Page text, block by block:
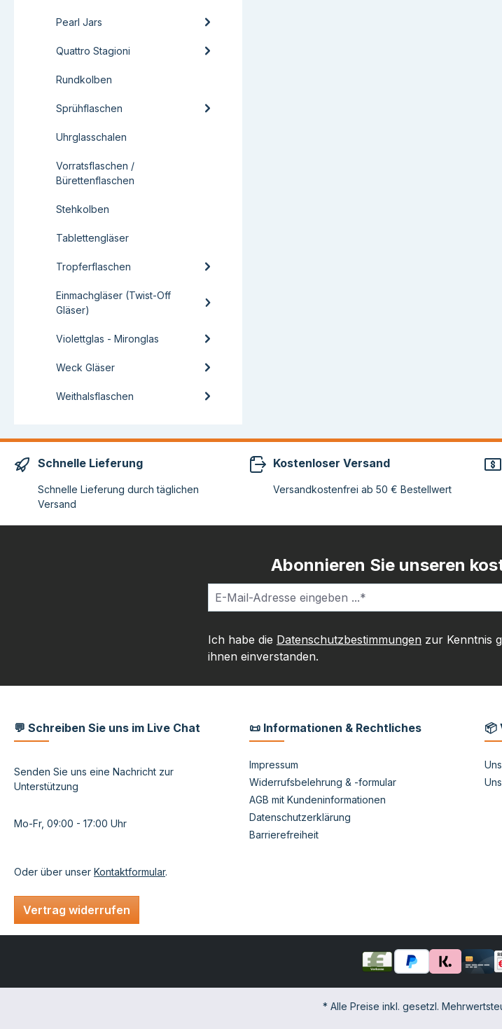
Pearl Jars
Quattro Stagioni
Rundkolben
Sprühflaschen
Uhrglasschalen
Vorratsflaschen /
Bürettenflaschen
Stehkolben
Tablettengläser
Tropferflaschen
Einmachgläser (Twist-Off
Gläser)
Violettglas - Mironglas
Weck Gläser
Weithalsflaschen
Schnelle Lieferung
Schnelle Lieferung durch täglichen
Versand
Kostenloser Versand
Versandkostenfrei ab 50 € Bestellwert
Abonnieren Sie unseren
Ich habe die Datenschutzbestimmungen zur Kenntnis
ihnen einverstanden.
💬 Schreiben Sie uns im Live Chat
Senden Sie uns eine Nachricht zur
Unterstützung
Mo-Fr, 09:00 - 17:00 Uhr
Oder über unser Kontaktformular.
Vertrag widerrufen
📜 Informationen & Rechtliches
Impressum
Widerrufsbelehrung & -formular
AGB mit Kundeninformationen
Datenschutzerklärung
Barrierefreiheit
📦
* Alle Preise inkl. gesetzl.